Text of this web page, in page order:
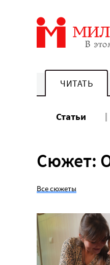
ЧИТАТЬ
Статьи
Сюжет:
Все сюжеты